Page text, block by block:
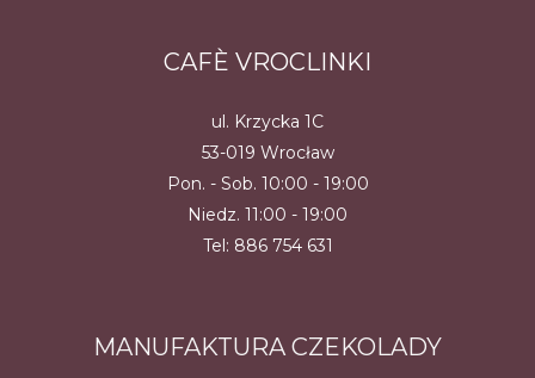
CAFÈ VROCLINKI
ul. Krzycka 1C
53-019 Wrocław
Pon. - Sob. 10:00 - 19:00
Niedz. 11:00 - 19:00
Tel: 886 754 631
MANUFAKTURA CZEKOLADY